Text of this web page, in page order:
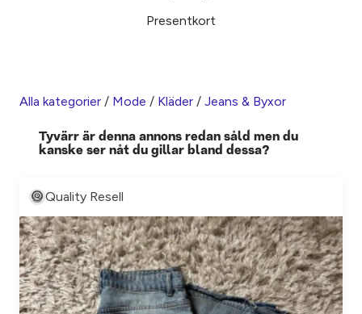
Presentkort
Alla kategorier / Mode / Kläder / Jeans & Byxor
Tyvärr är denna annons redan såld men du
kanske ser nåt du gillar bland dessa?
Quality Resell